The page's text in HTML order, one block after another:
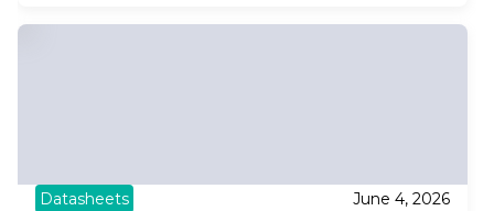
Datasheets June 4, 2026